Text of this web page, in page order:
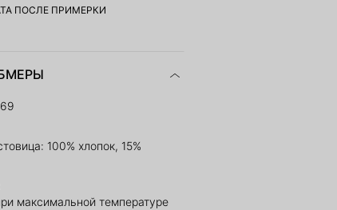
ПОСЛЕ ПРИМЕРКИ
100% хлопок, 15%
максимальной температуре